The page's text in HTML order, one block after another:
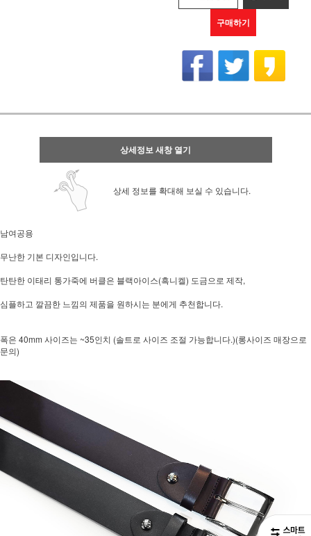
구매하기
상세정보 새창 열기
상세 정보를 확대해 보실 수 있습니다.
남여공용
무난한 기본 디자인입니다.
탄탄한 이태리 통가죽에 버클은 블랙아이스(흑니켈) 도금으로 제작,
심플하고 깔끔한 느낌의 제품을 원하시는 분에게 추천합니다.
폭은 40mm 사이즈는 ~35인치 (솔트로 사이즈 조절 가능합니다.)(롱사이즈 매장으로
문의)